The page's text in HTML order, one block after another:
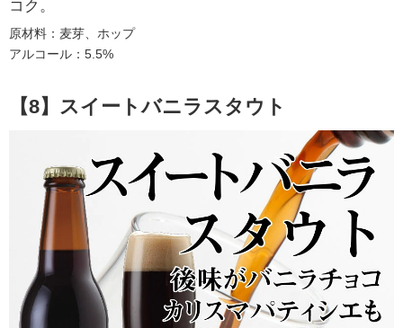
コク。
原材料：麦芽、ホップ
アルコール：5.5%
【8】スイートバニラスタウト